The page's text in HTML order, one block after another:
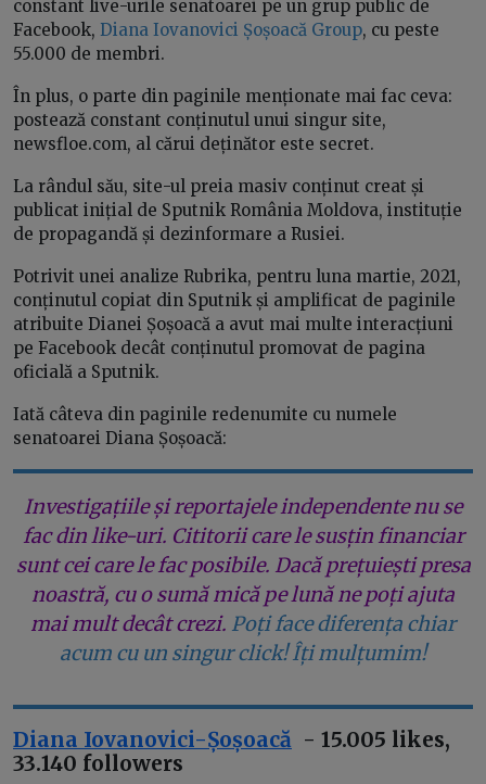
constant live-urile senatoarei pe un grup public de
Facebook, Diana Iovanovici Șoșoacă Group, cu peste
55.000 de membri.
În plus, o parte din paginile menționate mai fac ceva:
postează constant conținutul unui singur site,
newsfloe.com, al cărui deținător este secret.
La rândul său, site-ul preia masiv conținut creat și
publicat inițial de Sputnik România Moldova, instituție
de propagandă și dezinformare a Rusiei.
Potrivit unei analize Rubrika, pentru luna martie, 2021,
conținutul copiat din Sputnik și amplificat de paginile
atribuite Dianei Șoșoacă a avut mai multe interacțiuni
pe Facebook decât conținutul promovat de pagina
oficială a Sputnik.
Iată câteva din paginile redenumite cu numele
senatoarei Diana Șoșoacă:
Investigațiile și reportajele independente nu se
fac din like-uri. Cititorii care le susțin financiar
sunt cei care le fac posibile. Dacă prețuiești presa
noastră, cu o sumă mică pe lună ne poți ajuta
mai mult decât crezi. Poți face diferența chiar
acum cu un singur click! Îți mulțumim!
Diana Iovanovici-Șoșoacă - 15.005 likes,
33.140 followers